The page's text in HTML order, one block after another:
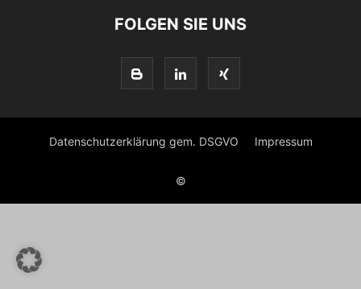
FOLGEN SIE UNS
Datenschutzerklärung gem. DSGVO Impressum
©